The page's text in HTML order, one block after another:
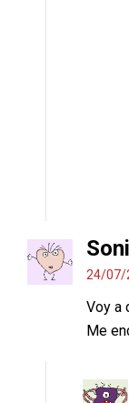
24/07/
Voy a
Me